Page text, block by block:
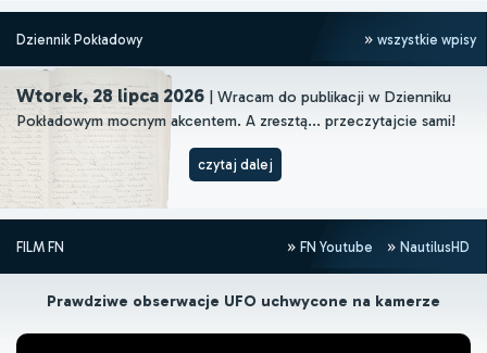
Dziennik Pokładowy wszystkie wpisy
Wtorek, 28 lipca 2026 | Wracam do publikacji w Dzienniku
Pokładowym mocnym akcentem. A zresztą... przeczytajcie sami!
czytaj dalej
FILM FN FN Youtube NautilusHD
Prawdziwe obserwacje UFO uchwycone na kamerze